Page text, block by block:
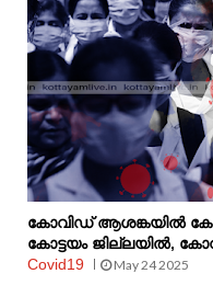
കോവിഡ് ആശങ്കയിൽ
കോട്ടയം ജില്ലയിൽ,
Covid19
May 24 2025